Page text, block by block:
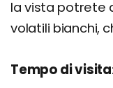
la vista potrete
volatili bianchi,
Tempo di visita